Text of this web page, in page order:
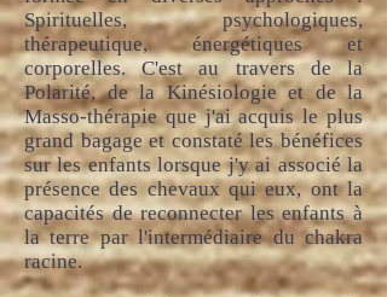
Spirituelles, psychologiques,
thérapeutique, énergétiques et
corporelles. C'est au travers de la
Polarité, de la Kinésiologie et de la
Masso-thérapie que j'ai acquis le plus
grand bagage et constaté les bénéfices
sur les enfants lorsque j'y ai associé la
présence des chevaux qui eux, ont la
capacités de reconnecter les enfants à
la terre par l'intermédiaire du chakra
racine.